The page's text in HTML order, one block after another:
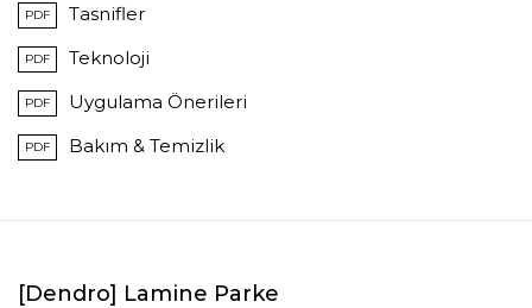
PDF Tasnifler
PDF Teknoloji
PDF Uygulama Önerileri
PDF Bakım & Temizlik
[Dendro] Lamine Parke